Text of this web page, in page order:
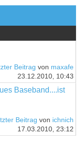
Beitrag von maxafe
23.12.2010, 10:43
Baseband....ist
Beitrag von ichnich
17.03.2010, 23:12